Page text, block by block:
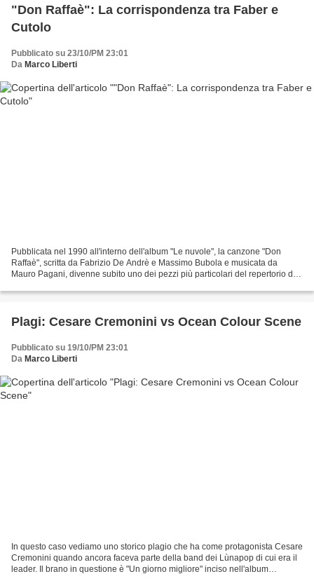
"Don Raffaè": La corrispondenza tra Faber e
Cutolo
Pubblicato su 23/10/PM 23:01
Da Marco Liberti
Pubblicata nel 1990 all'interno dell'album "Le nuvole", la canzone "Don
Raffaè", scritta da Fabrizio De Andrè e Massimo Bubola e musicata da
Mauro Pagani, divenne subito uno dei pezzi più particolari del repertorio del
Plagi: Cesare Cremonini vs Ocean Colour Scene
Pubblicato su 19/10/PM 23:01
Da Marco Liberti
In questo caso vediamo uno storico plagio che ha come protagonista Cesare
Cremonini quando ancora faceva parte della band dei Lùnapop di cui era il
leader. Il brano in questione è "Un giorno migliore" inciso nell'album